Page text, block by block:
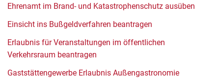
Ehrenamt im Brand- und Katastrophenschutz ausüben
Einsicht ins Bußgeldverfahren beantragen
Erlaubnis für Veranstaltungen im öffentlichen
Verkehrsraum beantragen
Gaststättengewerbe Erlaubnis Außengastronomie